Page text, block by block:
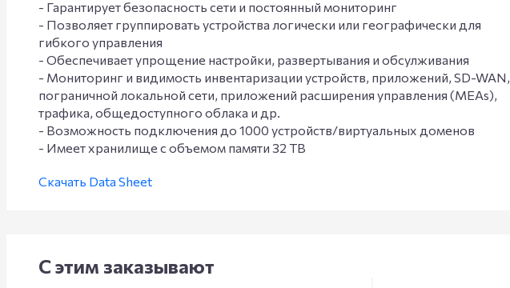
- Гарантирует безопасность сети и постоянный мониторинг
- Позволяет группировать устройства логически или географически для
гибкого управления
- Обеспечивает упрощение настройки, развертывания и обсулживания
- Мониторинг и видимость инвентаризации устройств, приложений, SD-WAN,
пограничной локальной сети, приложений расширения управления (MEAs),
трафика, общедоступного облака и др.
- Возможность подключения до 1000 устройств/виртуальных доменов
- Имеет хранилище с объемом памяти 32 TB
Скачать Data Sheet
С этим заказывают